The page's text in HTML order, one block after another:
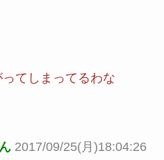
てしまってるわな
2017/09/25(月)18:04:26